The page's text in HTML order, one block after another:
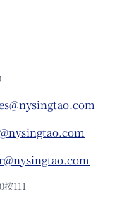
111